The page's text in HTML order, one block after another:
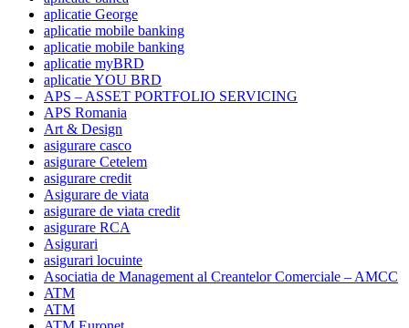
aplicatie George
aplicatie mobile banking
aplicatie mobile banking
aplicatie myBRD
aplicatie YOU BRD
APS – ASSET PORTFOLIO SERVICING
APS Romania
Art & Design
asigurare casco
asigurare Cetelem
asigurare credit
Asigurare de viata
asigurare de viata credit
asigurare RCA
Asigurari
asigurari locuinte
Asociatia de Management al Creantelor Comerciale – AMCC
ATM
ATM